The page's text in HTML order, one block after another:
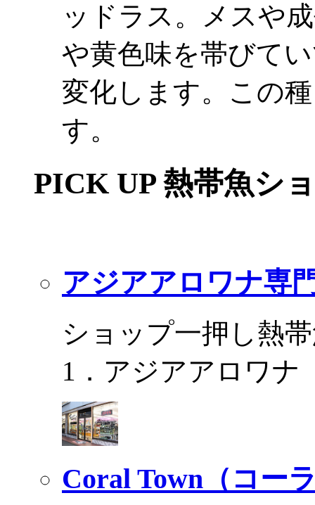
ッドラス。メスや
や黄色味を帯びて
変化します。この
す。
PICK UP 熱帯魚シ
アジアアロワナ専
ショップ一押し熱
1．アジアアロワ
Coral Town（コー